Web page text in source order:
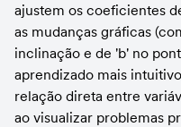
ajustem os coeficientes
as mudanças gráficas
inclinação e de 'b' no
aprendizado mais
relação direta entre
ao visualizar problemas